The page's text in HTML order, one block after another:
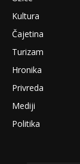
Kultura
Čajetina
Turizam
Hronika
Privreda
Mediji
Politika